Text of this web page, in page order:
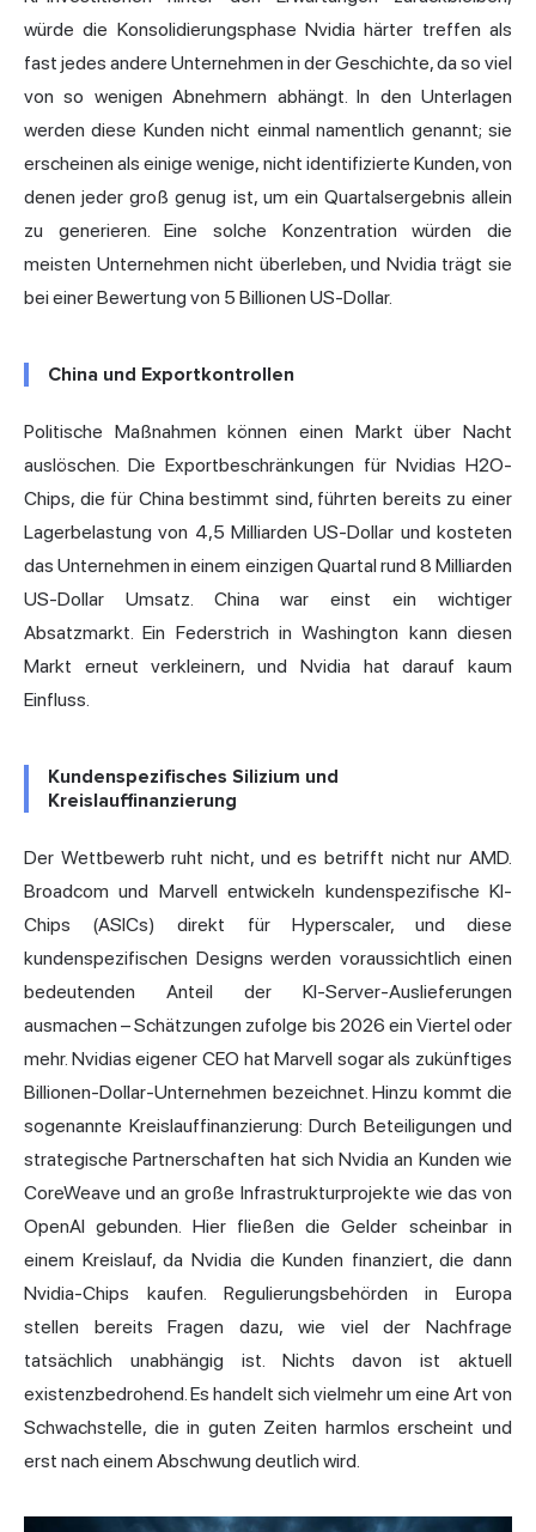
würde die Konsolidierungsphase Nvidia härter treffen als
fast jedes andere Unternehmen in der Geschichte, da so viel
von so wenigen Abnehmern abhängt. In den Unterlagen
werden diese Kunden nicht einmal namentlich genannt; sie
erscheinen als einige wenige, nicht identifizierte Kunden, von
denen jeder groß genug ist, um ein Quartalsergebnis allein
zu generieren. Eine solche Konzentration würden die
meisten Unternehmen nicht überleben, und Nvidia trägt sie
bei einer Bewertung von 5 Billionen US-Dollar.
China und Exportkontrollen
Politische Maßnahmen können einen Markt über Nacht
auslöschen. Die Exportbeschränkungen für Nvidias H2O-
Chips, die für China bestimmt sind, führten bereits zu einer
Lagerbelastung von 4,5 Milliarden US-Dollar und kosteten
das Unternehmen in einem einzigen Quartal rund 8 Milliarden
US-Dollar Umsatz. China war einst ein wichtiger
Absatzmarkt. Ein Federstrich in Washington kann diesen
Markt erneut verkleinern, und Nvidia hat darauf kaum
Einfluss.
Kundenspezifisches Silizium und
Kreislauffinanzierung
Der Wettbewerb ruht nicht, und es betrifft nicht nur AMD.
Broadcom und Marvell entwickeln kundenspezifische KI-
Chips (ASICs) direkt für Hyperscaler, und diese
kundenspezifischen Designs werden voraussichtlich einen
bedeutenden Anteil der KI-Server-Auslieferungen
ausmachen – Schätzungen zufolge bis 2026 ein Viertel oder
mehr. Nvidias eigener CEO hat Marvell sogar als zukünftiges
Billionen-Dollar-Unternehmen bezeichnet. Hinzu kommt die
sogenannte Kreislauffinanzierung: Durch Beteiligungen und
strategische Partnerschaften hat sich Nvidia an Kunden wie
CoreWeave und an große Infrastrukturprojekte wie das von
OpenAI gebunden. Hier fließen die Gelder scheinbar in
einem Kreislauf, da Nvidia die Kunden finanziert, die dann
Nvidia-Chips kaufen. Regulierungsbehörden in Europa
stellen bereits Fragen dazu, wie viel der Nachfrage
tatsächlich unabhängig ist. Nichts davon ist aktuell
existenzbedrohend. Es handelt sich vielmehr um eine Art von
Schwachstelle, die in guten Zeiten harmlos erscheint und
erst nach einem Abschwung deutlich wird.